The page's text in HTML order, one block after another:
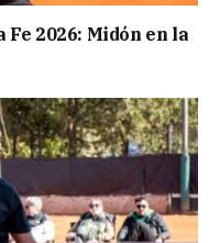
2026: Midón en la